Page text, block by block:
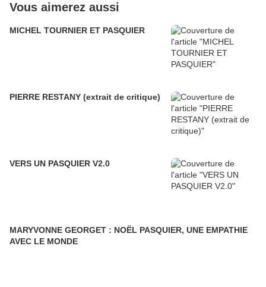
Vous aimerez aussi
MICHEL TOURNIER ET PASQUIER
PIERRE RESTANY (extrait de critique)
VERS UN PASQUIER V2.0
MARYVONNE GEORGET : NOËL PASQUIER, UNE EMPATHIE
AVEC LE MONDE